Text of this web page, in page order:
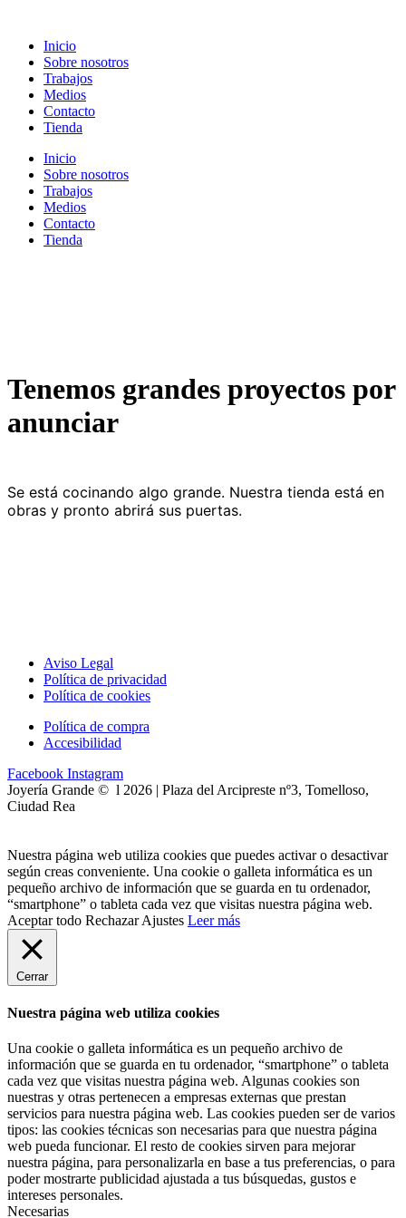
contenido
Inicio
Sobre nosotros
Trabajos
Medios
Contacto
Tienda
Inicio
Sobre nosotros
Trabajos
Medios
Contacto
Tienda
Tenemos grandes proyectos por
anunciar
Se está cocinando algo grande. Nuestra tienda está en
obras y pronto abrirá sus puertas.
Aviso Legal
Política de privacidad
Política de cookies
Política de compra
Accesibilidad
Facebook Instagram
Joyería Grande © l 2026 | Plaza del Arcipreste nº3, Tomelloso,
Ciudad Rea
Nuestra página web utiliza cookies que puedes activar o desactivar
según creas conveniente. Una cookie o galleta informática es un
pequeño archivo de información que se guarda en tu ordenador,
“smartphone” o tableta cada vez que visitas nuestra página web.
Aceptar todo Rechazar Ajustes Leer más
Cerrar
Nuestra página web utiliza cookies
Una cookie o galleta informática es un pequeño archivo de
información que se guarda en tu ordenador, “smartphone” o tableta
cada vez que visitas nuestra página web. Algunas cookies son
nuestras y otras pertenecen a empresas externas que prestan
servicios para nuestra página web. Las cookies pueden ser de varios
tipos: las cookies técnicas son necesarias para que nuestra página
web pueda funcionar. El resto de cookies sirven para mejorar
nuestra página, para personalizarla en base a tus preferencias, o para
poder mostrarte publicidad ajustada a tus búsquedas, gustos e
intereses personales.
Necesarias